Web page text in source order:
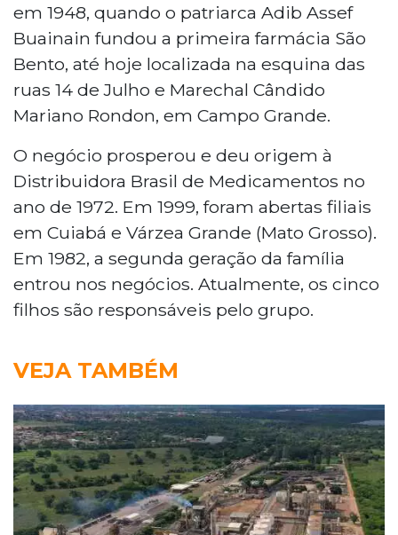
em 1948, quando o patriarca Adib Assef
Buainain fundou a primeira farmácia São
Bento, até hoje localizada na esquina das
ruas 14 de Julho e Marechal Cândido
Mariano Rondon, em Campo Grande.
O negócio prosperou e deu origem à
Distribuidora Brasil de Medicamentos no
ano de 1972. Em 1999, foram abertas filiais
em Cuiabá e Várzea Grande (Mato Grosso).
Em 1982, a segunda geração da família
entrou nos negócios. Atualmente, os cinco
filhos são responsáveis pelo grupo.
VEJA TAMBÉM